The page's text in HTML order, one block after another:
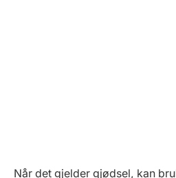
Når det gjelder gjødsel, kan